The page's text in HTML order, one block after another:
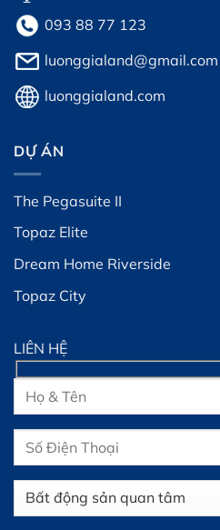
093 88 77 123
luonggialand@gmail.com
luonggialand.com
DỰ ÁN
The Pegasuite II
Topaz Elite
Dream Home Riverside
Topaz City
LIÊN HỆ